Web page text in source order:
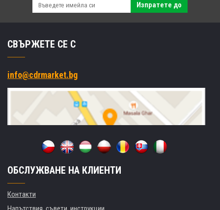
Изпратете до
СВЪРЖЕТЕ СЕ С
info@cdrmarket.bg
ОБСЛУЖВАНЕ НА КЛИЕНТИ
Контакти